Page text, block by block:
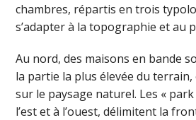
chambres, répartis en trois
s’adapter à la topographie et au
Au nord, des maisons en bande
la partie la plus élevée du
sur le paysage naturel. Les «
l’est et à l’ouest, délimitent la